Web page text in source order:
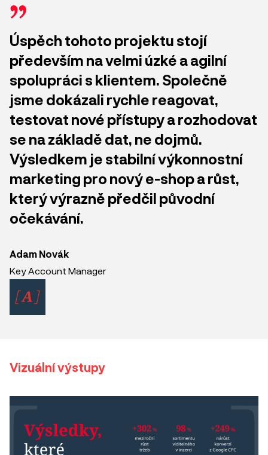
Úspěch tohoto projektu stojí
především na velmi úzké a agilní
spolupráci s klientem. Společně
jsme dokázali rychle reagovat,
testovat nové přístupy a rozhodovat
se na základě dat, ne dojmů.
Výsledkem je stabilní výkonnostní
marketing pro nový e-shop a růst,
který výrazně předčil původní
očekávání.
Adam Novák
Key Account Manager
Vizuální výstupy